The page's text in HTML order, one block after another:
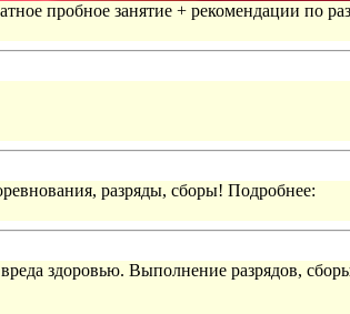
пробное занятие + рекомендации по
разряды, сборы! Подробнее:
здоровью. Выполнение разрядов,